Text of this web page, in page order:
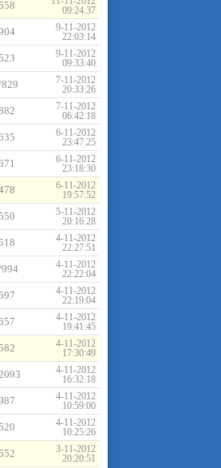
09:24:37
9-11-2012
22:03:14
9-11-2012
09:33:40
7-11-2012
20:33:26
7-11-2012
06:42:18
6-11-2012
23:47:25
6-11-2012
23:18:30
6-11-2012
19:57:52
5-11-2012
20:16:28
4-11-2012
22:27:51
4-11-2012
22:22:04
4-11-2012
22:19:04
4-11-2012
19:41:45
4-11-2012
17:30:49
4-11-2012
16:32:18
4-11-2012
10:59:00
4-11-2012
10:25:26
3-11-2012
20:20:51